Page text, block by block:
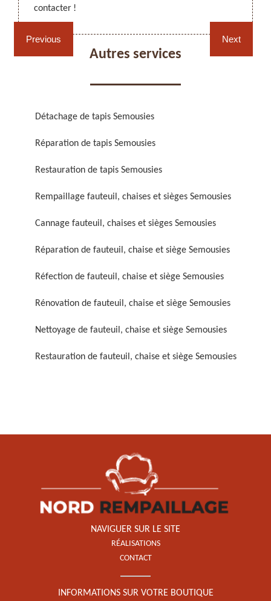
Rempaillage fauteuil,
chaises et sièges 59
Cannage fauteuil, chaises
et sièges 59
chaise et siège 59
chaise et siège 59
Rénovation de fauteuil,
Nettoyage de fauteuil,
Previous
contacter !
Next
Autres services
Détachage de tapis Semousies
Réparation de tapis Semousies
Restauration de tapis Semousies
Rempaillage fauteuil, chaises et sièges Semousies
Cannage fauteuil, chaises et sièges Semousies
Réparation de fauteuil, chaise et siège Semousies
Réfection de fauteuil, chaise et siège Semousies
Rénovation de fauteuil, chaise et siège Semousies
Nettoyage de fauteuil, chaise et siège Semousies
Restauration de fauteuil, chaise et siège Semousies
NAVIGUER SUR LE SITE
RÉALISATIONS
CONTACT
INFORMATIONS SUR VOTRE BOUTIQUE